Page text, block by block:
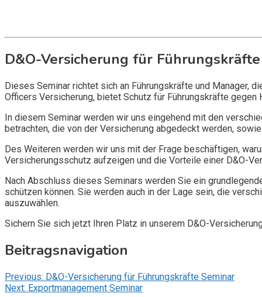
D&O-Versicherung für
Dieses Seminar richtet sich an Führungskräfte und Manager,
Officers Versicherung, bietet Schutz für Führungskräfte
In diesem Seminar werden wir uns eingehend mit den
betrachten, die von der Versicherung abgedeckt werden,
Des Weiteren werden wir uns mit der Frage beschäftigen,
Versicherungsschutz aufzeigen und die Vorteile einer D&O-
Nach Abschluss dieses Seminars werden Sie ein
schützen können. Sie werden auch in der Lage sein, die
auszuwählen.
Sichern Sie sich jetzt Ihren Platz in unserem D&O-
Beitragsnavigation
Previous: D&O-Versicherung für Führungskräfte Seminar
Next: Exportmanagement Seminar